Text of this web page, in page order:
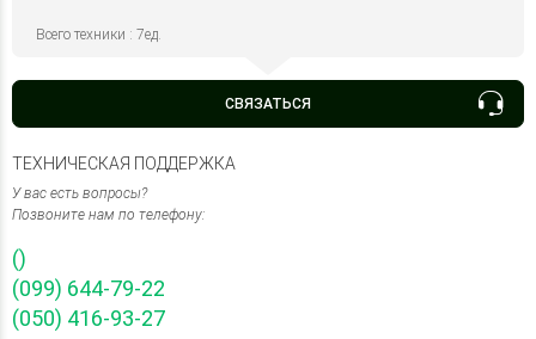
Всего техники : 7ед.
СВЯЗАТЬСЯ
ТЕХНИЧЕСКАЯ ПОДДЕРЖКА
У вас есть вопросы?
Позвоните нам по телефону:
()
(099) 644-79-22
(050) 416-93-27